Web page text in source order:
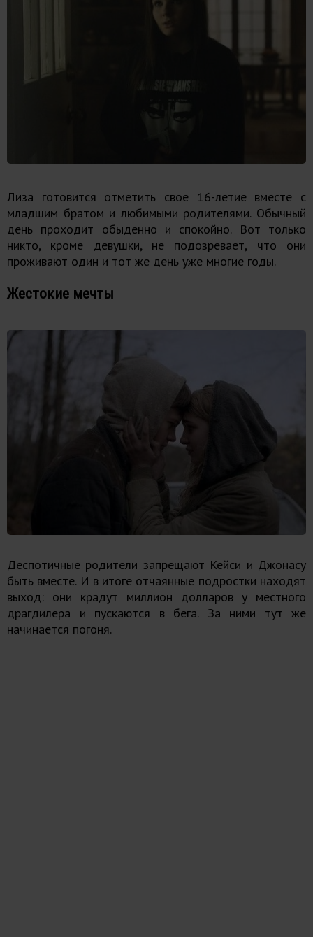
Лиза готовится отметить свое 16-летие вместе с
младшим братом и любимыми родителями. Обычный
день проходит обыденно и спокойно. Вот только
никто, кроме девушки, не подозревает, что они
проживают один и тот же день уже многие годы.
Жестокие мечты
Деспотичные родители запрещают Кейси и Джонасу
быть вместе. И в итоге отчаянные подростки находят
выход: они крадут миллион долларов у местного
драгдилера и пускаются в бега. За ними тут же
начинается погоня.